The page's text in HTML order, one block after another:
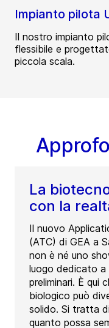
Impianto pilota
Il nostro impianto
flessibile e
piccola scala.
La
con la
Il nuovo
(ATC) di GEA a
non è né uno
luogo dedicato
preliminari. È qui
biologico può
solido. Si tratta
quanto possa